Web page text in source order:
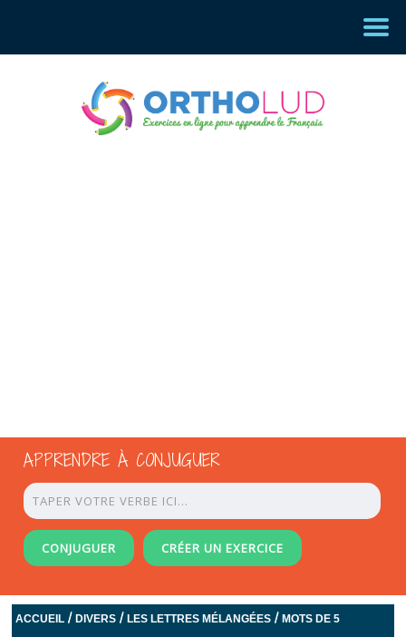
APPRENDRE À CONJUGUER
CONJUGUER CRÉER UN EXERCICE
ACCUEIL /DIVERS /LES LETTRES MÉLANGÉES /MOTS DE 5